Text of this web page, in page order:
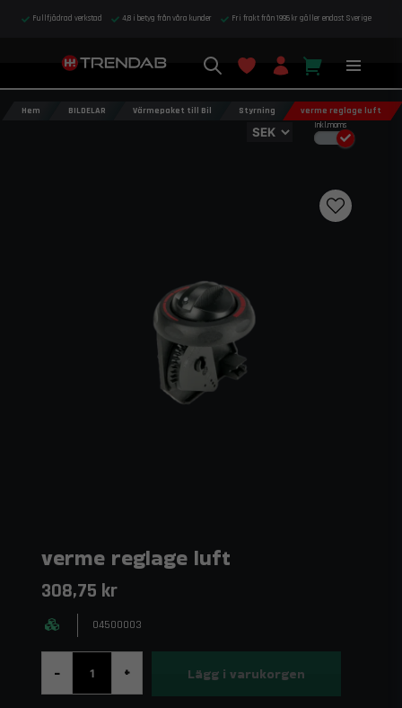
Fullfjädrad verkstad 4,8 i betyg från våra kunder Fri frakt från 1995 kr gäller endast Sverige
Inkl.moms
Hem BILDELAR Värmepaket till Bil Styrning verme reglage luft
verme reglage luft
308,75 kr
04500003
- + Lägg i varukorgen